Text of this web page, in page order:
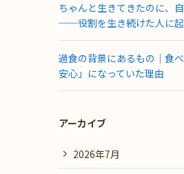
ちゃんと生きてきたのに、
──役割を生き続けた人に起
過食の背景にあるもの｜食
安心」になっていた理由
アーカイブ
2026年7月